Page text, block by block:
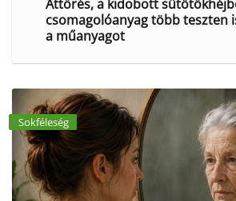
Áttörés, a kidobott
csomagolóanyag több teszten
a műanyagot
Sokféleség